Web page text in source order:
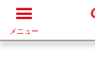
メニュー